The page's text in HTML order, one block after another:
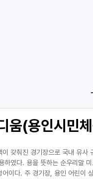
움(용인시민
갖춰진 경기장으로 국내 유사
하였다. 용을 뜻하는 순우리말
어이다. 주 경기장, 용인 어린이